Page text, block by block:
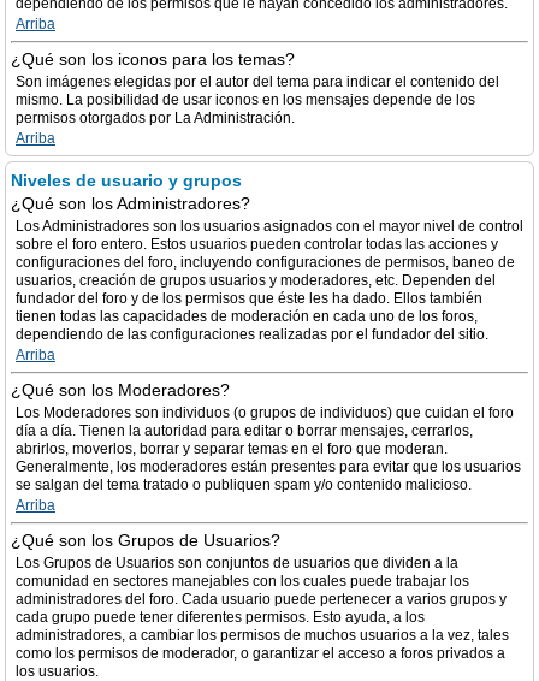
dependiendo de los permisos que le hayan concedido los administradores.
Arriba
¿Qué son los iconos para los temas?
Son imágenes elegidas por el autor del tema para indicar el contenido del
mismo. La posibilidad de usar iconos en los mensajes depende de los
permisos otorgados por La Administración.
Arriba
Niveles de usuario y grupos
¿Qué son los Administradores?
Los Administradores son los usuarios asignados con el mayor nivel de control
sobre el foro entero. Estos usuarios pueden controlar todas las acciones y
configuraciones del foro, incluyendo configuraciones de permisos, baneo de
usuarios, creación de grupos usuarios y moderadores, etc. Dependen del
fundador del foro y de los permisos que éste les ha dado. Ellos también
tienen todas las capacidades de moderación en cada uno de los foros,
dependiendo de las configuraciones realizadas por el fundador del sitio.
Arriba
¿Qué son los Moderadores?
Los Moderadores son individuos (o grupos de individuos) que cuidan el foro
día a día. Tienen la autoridad para editar o borrar mensajes, cerrarlos,
abrirlos, moverlos, borrar y separar temas en el foro que moderan.
Generalmente, los moderadores están presentes para evitar que los usuarios
se salgan del tema tratado o publiquen spam y/o contenido malicioso.
Arriba
¿Qué son los Grupos de Usuarios?
Los Grupos de Usuarios son conjuntos de usuarios que dividen a la
comunidad en sectores manejables con los cuales puede trabajar los
administradores del foro. Cada usuario puede pertenecer a varios grupos y
cada grupo puede tener diferentes permisos. Esto ayuda, a los
administradores, a cambiar los permisos de muchos usuarios a la vez, tales
como los permisos de moderador, o garantizar el acceso a foros privados a
los usuarios.